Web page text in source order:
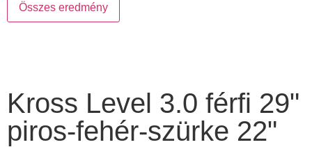
Összes eredmény
Kross Level 3.0 férfi 29"
piros-fehér-szürke 22"